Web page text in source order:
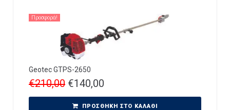
Προσφορά!
Geotec GTPS-2650
€210,00 €140,00
ΠΡΟΣΘΉΚΗ ΣΤΟ ΚΑΛΆΘΙ